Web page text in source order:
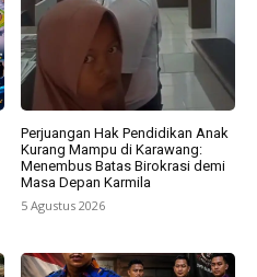
Perjuangan Hak Pendidikan Anak
Kurang Mampu di Karawang:
Menembus Batas Birokrasi demi
Masa Depan Karmila
5 Agustus 2026